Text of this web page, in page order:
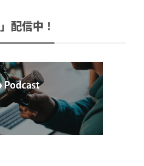
配信中！